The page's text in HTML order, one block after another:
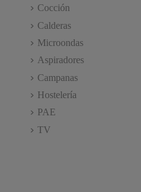
Cocción
Calderas
Microondas
Aspiradores
Campanas
Hostelería
PAE
TV